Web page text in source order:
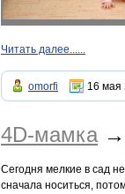
Читать далее......
omorfi 16 мая
4D-мамка →
Сегодня мелкие в сад
сначала носиться,